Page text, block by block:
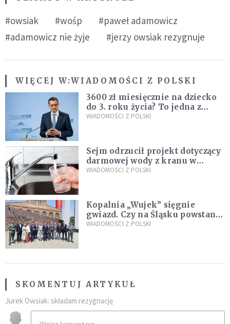
#owsiak #wośp
#paweł adamowicz
#adamowicz nie żyje
#jerzy owsiak rezygnuje
WIĘCEJ W:WIADOMOŚCI Z POLSKI
3600 zł miesięcznie na dziecko
do 3. roku życia? To jedna z
propozycji programu "Rozwój
WIADOMOŚCI Z POLSKI
Sejm odrzucił projekt dotyczący
darmowej wody z kranu w
restauracjach
WIADOMOŚCI Z POLSKI
Kopalnia „Wujek” sięgnie
gwiazd. Czy na Śląsku powstanie
„Dolina Krzemowa”?
WIADOMOŚCI Z POLSKI
SKOMENTUJ ARTYKUŁ
Jurek Owsiak: składam rezygnację